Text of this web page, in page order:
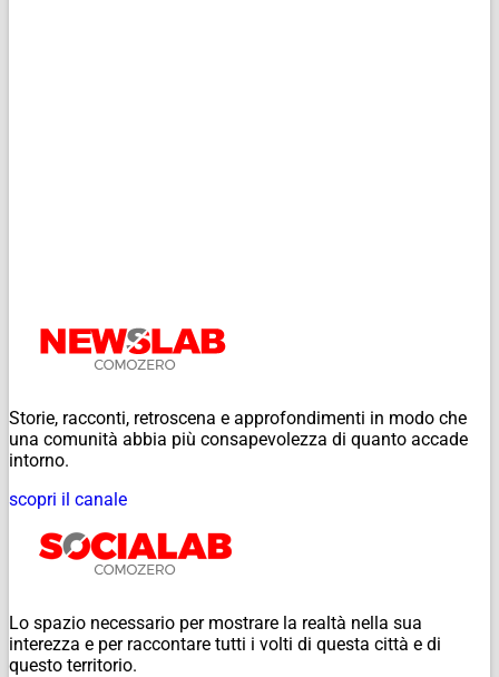
Storie, racconti, retroscena e approfondimenti in modo che
una comunità abbia più consapevolezza di quanto accade
intorno.
scopri il canale
Lo spazio necessario per mostrare la realtà nella sua
interezza e per raccontare tutti i volti di questa città e di
questo territorio.